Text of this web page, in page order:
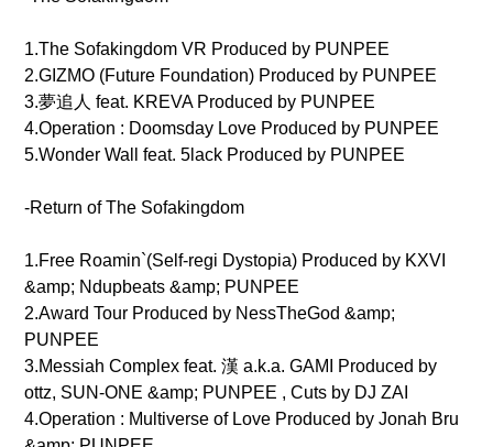
1.The Sofakingdom VR Produced by PUNPEE
2.GIZMO (Future Foundation) Produced by PUNPEE
3.夢追人 feat. KREVA Produced by PUNPEE
4.Operation : Doomsday Love Produced by PUNPEE
5.Wonder Wall feat. 5lack Produced by PUNPEE
-Return of The Sofakingdom
1.Free Roamin`(Self-regi Dystopia) Produced by KXVI
&amp; Ndupbeats &amp; PUNPEE
2.Award Tour Produced by NessTheGod &amp;
PUNPEE
3.Messiah Complex feat. 漢 a.k.a. GAMI Produced by
ottz, SUN-ONE &amp; PUNPEE , Cuts by DJ ZAI
4.Operation : Multiverse of Love Produced by Jonah Bru